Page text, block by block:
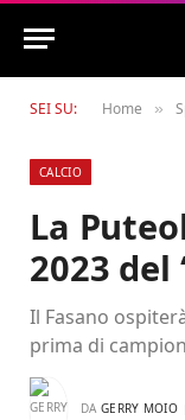
SEI SU: Home »
CALCIO
La
2023 del
Il Fasano
prima di
DA GERRY MOIO